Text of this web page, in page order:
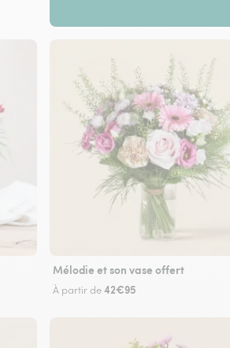
Mélodie et son vase offert
À partir de42€95